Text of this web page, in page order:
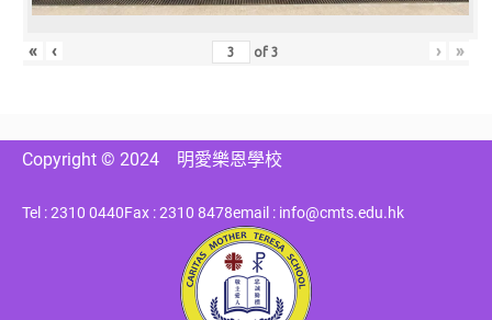
« ‹ of3 › »
Copyright © 2024 明愛樂恩學校
Tel : 2310 0440Fax : 2310 8478email : info@cmts.edu.hk